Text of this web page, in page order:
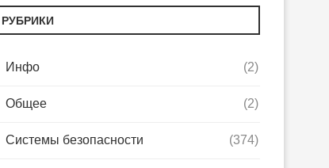
РУБРИКИ
Инфо (2)
Общее (2)
Системы безопасности (374)